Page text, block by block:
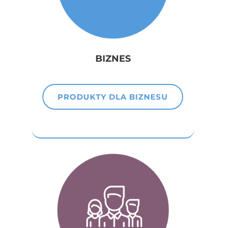
BIZNES
PRODUKTY DLA BIZNESU